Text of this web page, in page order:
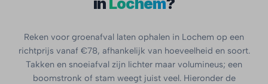
in Lochem?
Reken voor groenafval laten ophalen in Lochem op een
richtprijs vanaf €78, afhankelijk van hoeveelheid en soort.
Takken en snoeiafval zijn lichter maar volumineus; een
boomstronk of stam weegt juist veel. Hieronder de